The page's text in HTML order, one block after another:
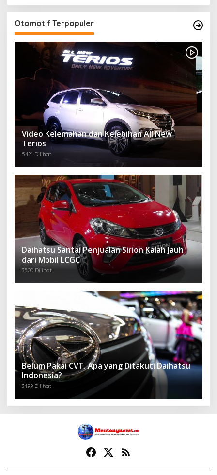
Otomotif Terpopuler
Video Kelemahan dan Kelebihan All New
Terios
5421 Dilihat
Daihatsu Santai Penjualan Sirion Kalah Jauh
dari Mobil LCGC
3500 Dilihat
Belum Pakai CVT, Apa yang Ditakuti Daihatsu
Indonesia?
3499 Dilihat